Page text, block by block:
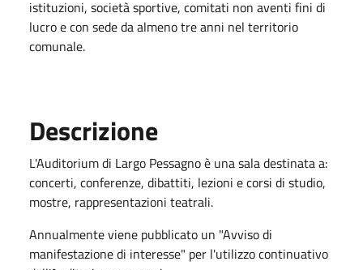
istituzioni, società sportive, comitati non aventi fini di
lucro e con sede da almeno tre anni nel territorio
comunale.
Descrizione
L'Auditorium di Largo Pessagno è una sala destinata a:
concerti, conferenze, dibattiti, lezioni e corsi di studio,
mostre, rappresentazioni teatrali.
Annualmente viene pubblicato un "Avviso di
manifestazione di interesse" per l'utilizzo continuativo